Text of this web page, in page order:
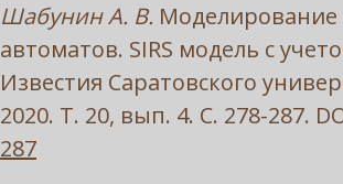
Шабунин А. В.
автоматов. SIRS модель с
Известия Саратовского
2020. Т. 20, вып. 4. С. 278-287.
287